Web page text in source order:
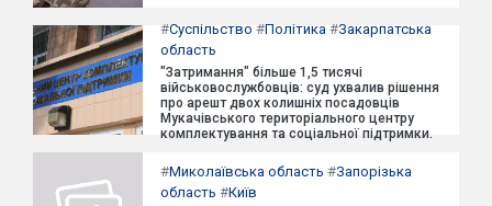
#Суспільство #Політика #Закарпатська
область
"Затримання" більше 1,5 тисячі
військовослужбовців: суд ухвалив рішення
про арешт двох колишніх посадовців
Мукачівського територіального центру
комплектування та соціальної підтримки.
#Миколаївська область #Запорізька
область #Київ